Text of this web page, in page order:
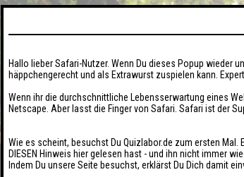
Hallo lieber Safari-Nutzer. Wenn Du dieses Popup wieder
häppchengerecht und als Extrawurst zuspielen kann.
Wenn ihr die durchschnittliche Lebensserwartung eines
Netscape. Aber lasst die Finger von Safari. Safari ist der
Wie es scheint, besuchst Du Quizlabor.de zum ersten
DIESEN Hinweis hier gelesen hast - und ihn nicht immer
Indem Du unsere Seite besuchst, erklärst Du Dich damit